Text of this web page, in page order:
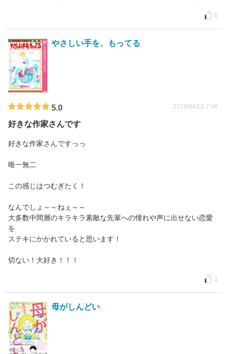
0
やさしい手を、もってる
5.0 2019/04/02 7:46
好きな作家さんです
好きな作家さんですっっ
唯一無二
この感じはつむぎたく！
なんでしょ～～ねぇ～～
大多数中間層のキラキラ素敵な先輩への憧れや声に出せない恋愛
を
ステキにかかれていると思います！
切ない！大好き！！！
1
母がしんどい